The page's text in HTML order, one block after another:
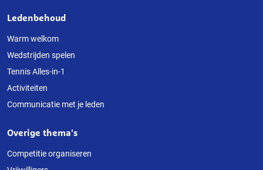
Ledenbehoud
Warm welkom
Wedstrijden spelen
Tennis Alles-in-1
Activiteiten
Communicatie met je leden
Overige thema's
Competitie organiseren